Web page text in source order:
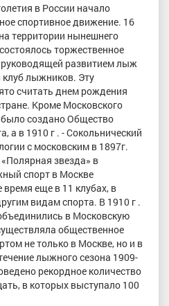
в России начало
спортивное движение. 16
территории нынешнего
торжественное
руководящей развитием лыж
клуб лыжников. Эту
считать днем рождения
Кроме Московского
создано Общество
а в 1910 г . - Сокольнический
с московским в 1897г.
звезда» в
спорт в Москве
время еще в 11 клубах, в
видам спорта. В 1910 г .
в Московскую
общественное
не только в Москве, но и в
лыжного сезона 1909-
рекордное количество
в которых выступало 100